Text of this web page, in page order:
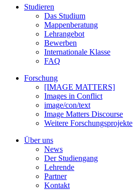
Studieren
Das Studium
Mappenberatung
Lehrangebot
Bewerben
Internationale Klasse
FAQ
Forschung
[IMAGE MATTERS]
Images in Conflict
image/con/text
Image Matters Discourse
Weitere Forschungsprojekte
Über uns
News
Der Studiengang
Lehrende
Partner
Kontakt